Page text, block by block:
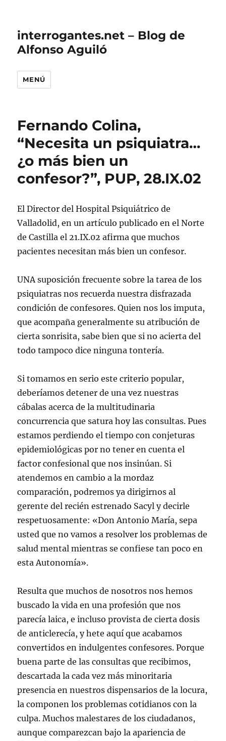
interrogantes.net – Blog de
Alfonso Aguiló
MENÚ
Fernando Colina,
“Necesita un psiquiatra…
¿o más bien un
confesor?”, PUP, 28.IX.02
El Director del Hospital Psiquiátrico de
Valladolid, en un artículo publicado en el Norte
de Castilla el 21.IX.02 afirma que muchos
pacientes necesitan más bien un confesor.
UNA suposición frecuente sobre la tarea de los
psiquiatras nos recuerda nuestra disfrazada
condición de confesores. Quien nos los imputa,
que acompaña generalmente su atribución de
cierta sonrisita, sabe bien que si no acierta del
todo tampoco dice ninguna tontería.
Si tomamos en serio este criterio popular,
deberíamos detener de una vez nuestras
cábalas acerca de la multitudinaria
concurrencia que satura hoy las consultas. Pues
estamos perdiendo el tiempo con conjeturas
epidemiológicas por no tener en cuenta el
factor confesional que nos insinúan. Si
atendemos en cambio a la mordaz
comparación, podremos ya dirigirnos al
gerente del recién estrenado Sacyl y decirle
respetuosamente: «Don Antonio María, sepa
usted que no vamos a resolver los problemas de
salud mental mientras se confiese tan poco en
esta Autonomía».
Resulta que muchos de nosotros nos hemos
buscado la vida en una profesión que nos
parecía laica, e incluso provista de cierta dosis
de anticlerecía, y hete aquí que acabamos
convertidos en indulgentes confesores. Porque
buena parte de las consultas que recibimos,
descartada la cada vez más minoritaria
presencia en nuestros dispensarios de la locura,
la componen los problemas cotidianos con la
culpa. Muchos malestares de los ciudadanos,
aunque comparezcan bajo la apariencia de